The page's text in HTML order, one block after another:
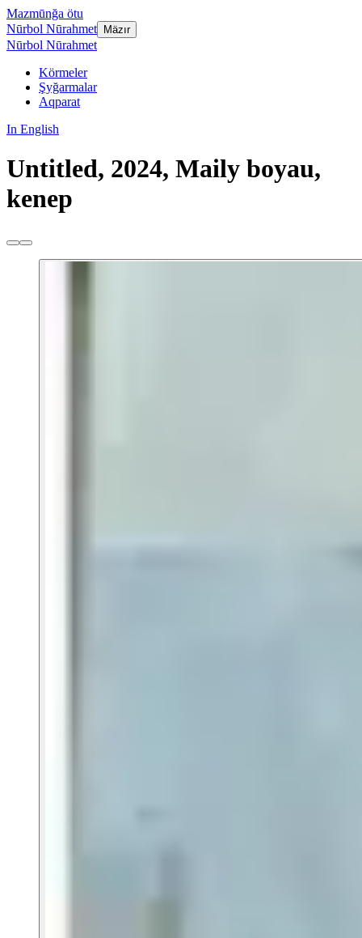
Mazmūnğa ötu
Nūrbol Nūrahmet
Mäzır
Nūrbol Nūrahmet
Körmeler
Şyğarmalar
Aqparat
In English
Untitled, 2024, Maily boyau,
kenep